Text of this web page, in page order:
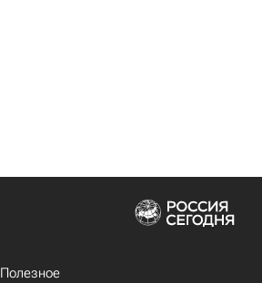
Полезное